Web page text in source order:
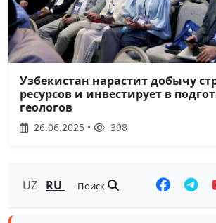
Узбекистан нарастит добычу
ресурсов и инвестирует в
геологов
26.06.2025 • 398
UZ RU Поиск